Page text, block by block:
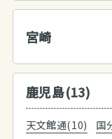
宮崎
鹿児島(13)
天文館通(10) 国